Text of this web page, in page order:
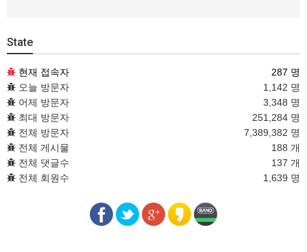
State
현재 접속자
287 명
오늘 방문자
1,142 명
어제 방문자
3,348 명
최대 방문자
251,284 명
전체 방문자
7,389,382 명
전체 게시물
188 개
전체 댓글수
137 개
전체 회원수
1,639 명